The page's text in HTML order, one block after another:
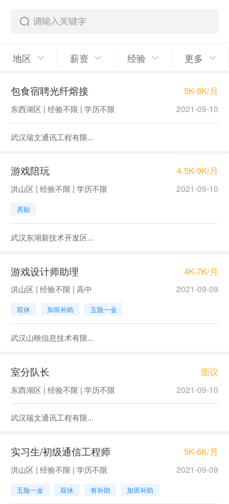
地区 薪资 经验 更多
包食宿聘光纤熔接 5K-8K/月
东西湖区 | 经验不限 | 学历不限 2021-09-10
武汉瑞文通讯工程有限...
游戏陪玩 4.5K-9K/月
洪山区 | 经验不限 | 学历不限 2021-09-10
房贴
武汉东湖新技术开发区...
游戏设计师助理 4K-7K/月
洪山区 | 经验不限 | 高中 2021-09-09
双休 加班补助 五险一金
武汉山映信息技术有限...
室分队长 面议
东西湖区 | 经验不限 | 学历不限 2021-09-10
武汉瑞文通讯工程有限...
实习生/初级通信工程师 5K-6K/月
洪山区 | 经验不限 | 学历不限 2021-09-09
五险一金 双休 有补助 加班补助